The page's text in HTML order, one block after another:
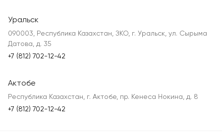
Уральск
090003, Республика Казахстан, ЗКО, г. Уральск, ул. Сырыма
Датова, д. 35
+7 (812) 702-12-42
Актобе
Республика Казахстан, г. Актобе, пр. Кенеса Нокина, д. 8
+7 (812) 702-12-42